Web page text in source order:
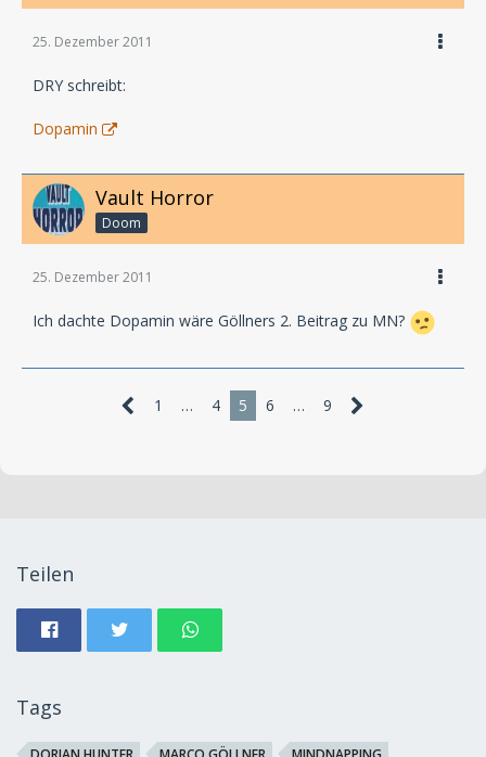
25. Dezember 2011
DRY schreibt:
Dopamin
Vault Horror
Doom
25. Dezember 2011
Ich dachte Dopamin wäre Göllners 2. Beitrag zu MN?
1 … 4 5 6 … 9
Teilen
Tags